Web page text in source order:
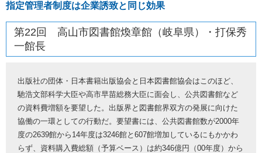
指定管理者制度は企業誘致と同じ効果
第22回 高山市図書館煥章館（岐阜県）・打保秀
一館長
出版社の団体・日本書籍出版協会と日本図書館協会はこのほど、
馳浩文部科学大臣や高市早苗総務大臣に面会し、公共図書館など
の資料費増額を要望した。出版界と図書館界双方の発展に向けた
協働の一環としての行動だ。要望書には、公共図書館数が2000年
度の2639館から14年度は3246館と607館増加しているにもかかわ
らず、資料購入費総額（予算ベース）は約346億円（00年度）から